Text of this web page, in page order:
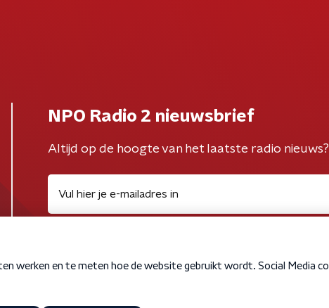
NPO Radio 2 nieuwsbrief
Altijd op de hoogte van het laatste radio nieuws?